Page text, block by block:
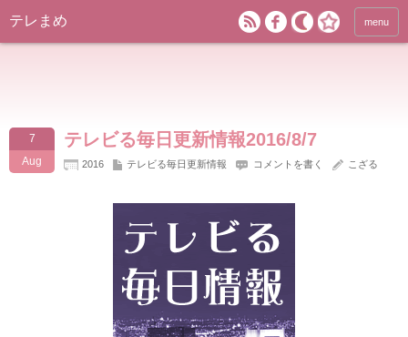
テレまめ menu
7
Aug
テレビる毎日更新情報2016/8/7
2016 テレビる毎日更新情報 コメントを書く こざる